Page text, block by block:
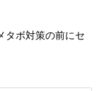
タボ対策の前にセ